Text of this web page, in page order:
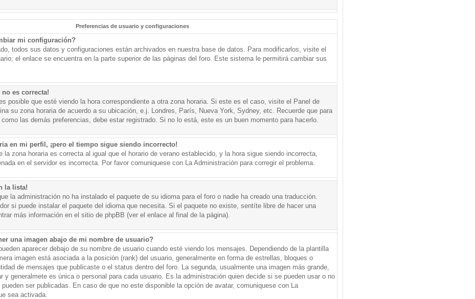
Preferencias de usuario y configuraciones
mi configuración?
todos sus datos y configuraciones están archivados en nuestra base de datos. Para modificarlos, visite el
el enlace se encuentra en la parte superior de las páginas del foro. Este sistema le permitirá cambiar sus
es correcta!
posible que esté viendo la hora correspondiente a otra zona horaria. Si este es el caso, visite el Panel de
su zona horaria de acuerdo a su ubicación, e.j. Londres, París, Nueva York, Sydney, etc. Recuerde que para
las demás preferencias, debe estar registrado. Si no lo está, este es un buen momento para hacerlo.
en mi perfil, ¡pero el tiempo sigue siendo incorrecto!
la zona horaria es correcta al igual que el horario de verano establecido, y la hora sigue siendo incorrecta,
en el servidor es incorrecta. Por favor comuniquese con La Administración para corregir el problema.
la lista!
la administración no ha instalado el paquete de su idioma para el foro o nadie ha creado una traducción.
si puede instalar el paquete del idioma que necesita. Si el paquete no existe, sentíte libre de hacer una
más información en el sitio de phpBB (ver el enlace al final de la página).
una imagen abajo de mi nombre de usuario?
aparecer debajo de su nombre de usuario cuando esté viendo los mensajes. Dependiendo de la plantilla
imagen está asociada a la posición (rank) del usuario, generalmente en forma de estrellas, bloques o
de mensajes que publicaste o el status dentro del foro. La segunda, usualmente una imagen más grande,
y generalmete es única o personal para cada usuario. Es la administración quien decide si se pueden usar o no
ser publicadas. En caso de que no este disponible la opción de avatar, comuniquese con La
sea activada.